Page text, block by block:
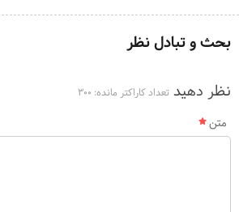
بحث و تبادل نظر
نظر دهید تعداد کاراکتر مانده: 300
متن